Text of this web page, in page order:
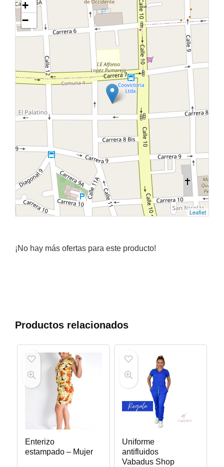
+
−
Leaflet
¡No hay más ofertas para este producto!
Productos relacionados
Enterizo
estampado – Mujer
Uniforme
antifluidos
Vabadus Shop